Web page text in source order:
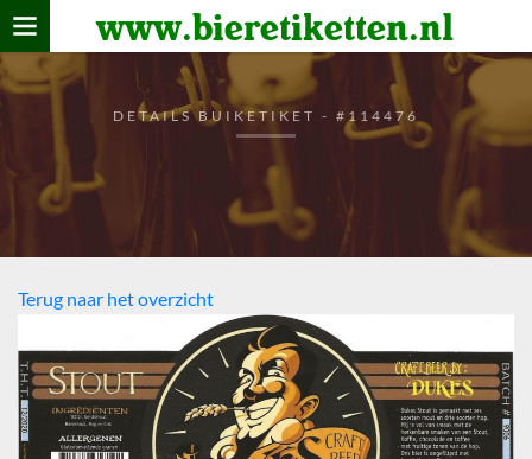
www.bieretiketten.nl
Home
verzamelen
De bierkaart
Bezoekers
DETAILS BUIKETIKET - #114476
Terug naar het overzicht